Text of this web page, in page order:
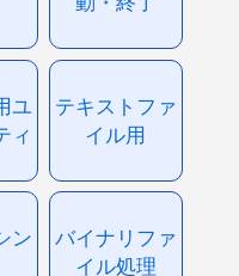
ユ
ィ
テキストファ
イル用
ン
バイナリファ
イル処理